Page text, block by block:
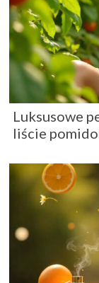
Luksusowe
liście